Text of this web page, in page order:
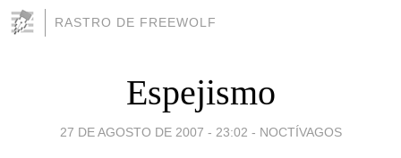
RASTRO DE FREEWOLF
Espejismo
27 DE AGOSTO DE 2007 - 23:02 - NOCTÍVAGOS